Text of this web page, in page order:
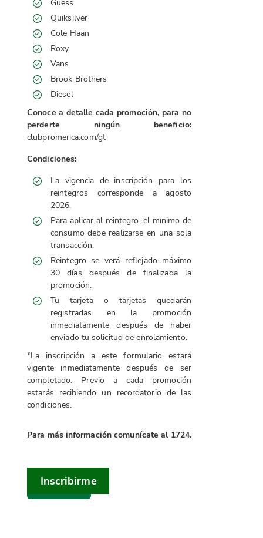
Guess
Quiksilver
Cole Haan
Roxy
Vans
Brook Brothers
Diesel
Conoce a detalle cada promoción, para no
perderte ningún beneficio:
clubpromerica.com/gt
Condiciones:
La vigencia de inscripción para los
reintegros corresponde a agosto
2026.
Para aplicar al reintegro, el mínimo de
consumo debe realizarse en una sola
transacción.
Reintegro se verá reflejado máximo
30 días después de finalizada la
promoción.
Tu tarjeta o tarjetas quedarán
registradas en la promoción
inmediatamente después de haber
enviado tu solicitud de enrolamiento.
*La inscripción a este formulario estará
vigente inmediatamente después de ser
completado. Previo a cada promoción
estarás recibiendo un recordatorio de las
condiciones.
Para más información comunícate al 1724.
Inscribirme
Siguiente